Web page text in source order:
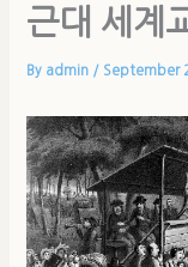
근대 세계
By admin / September